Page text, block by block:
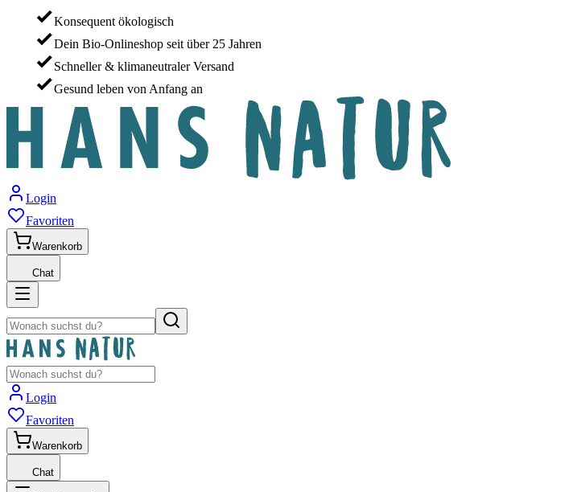
Konsequent ökologisch
Dein Bio-Onlineshop seit über 25 Jahren
Schneller & klimaneutraler Versand
Gesund leben von Anfang an
Login
Favoriten
Warenkorb
Chat
Login
Favoriten
Warenkorb
Chat